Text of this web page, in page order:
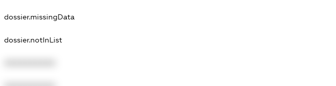
dossier.missingData
dossier.notInList